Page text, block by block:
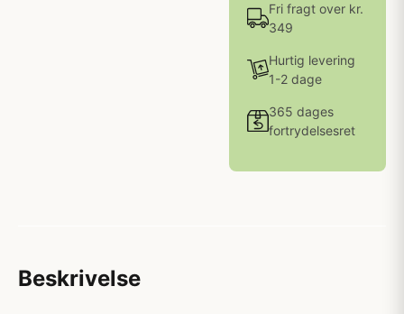
Fri fragt over kr.
349
Hurtig levering
1-2 dage
365 dages
fortrydelsesret
Beskrivelse